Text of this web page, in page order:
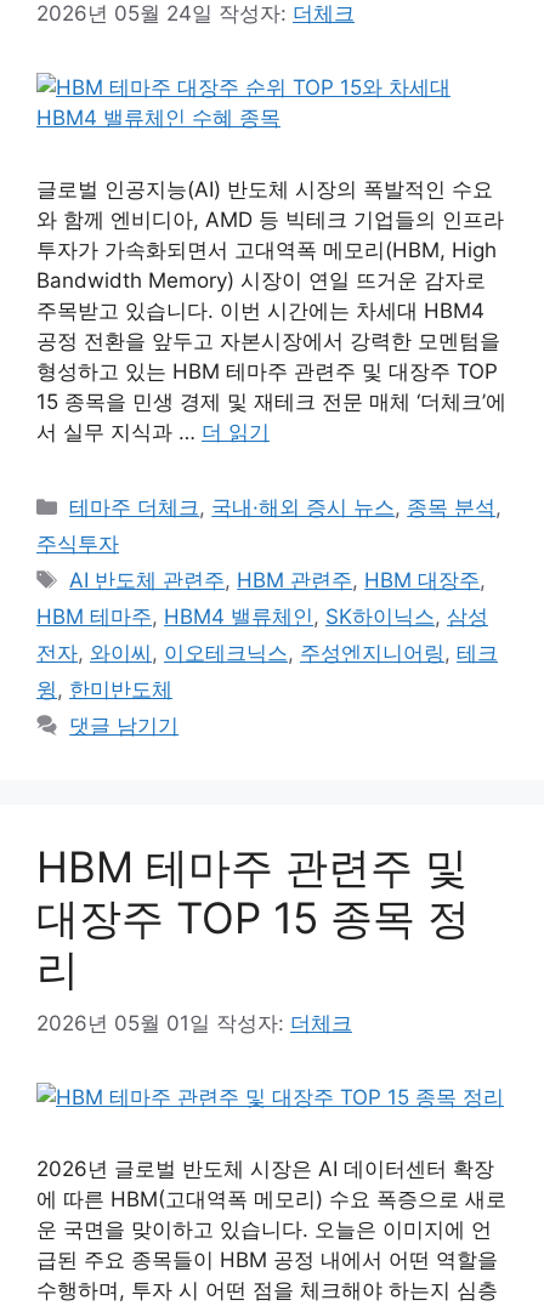
2026년 05월 24일 작성자: 더체크
글로벌 인공지능(AI) 반도체 시장의 폭발적인 수요
와 함께 엔비디아, AMD 등 빅테크 기업들의 인프라
투자가 가속화되면서 고대역폭 메모리(HBM, High
Bandwidth Memory) 시장이 연일 뜨거운 감자로
주목받고 있습니다. 이번 시간에는 차세대 HBM4
공정 전환을 앞두고 자본시장에서 강력한 모멘텀을
형성하고 있는 HBM 테마주 관련주 및 대장주 TOP
15 종목을 민생 경제 및 재테크 전문 매체 ‘더체크’에
서 실무 지식과 … 더 읽기
카
테
리
테마주 더체크, 국내·해외 증시 뉴스, 종목 분석,
주식투자
태
그
AI 반도체 관련주, HBM 관련주, HBM 대장주,
HBM 테마주, HBM4 밸류체인, SK하이닉스, 삼성
전자, 와이씨 , 이오테크닉스, 주성엔지니어링, 테크
윙, 한미반도체
댓글 남기기
HBM 테마주 관련주 및
대장주 TOP 15 종목 정
리
2026년 05월 01일 작성자: 더체크
2026년 글로벌 반도체 시장은 AI 데이터센터 확장
에 따른 HBM(고대역폭 메모리) 수요 폭증으로 새로
운 국면을 맞이하고 있습니다. 오늘은 이미지에 언
급된 주요 종목들이 HBM 공정 내에서 어떤 역할을
수행하며, 투자 시 어떤 점을 체크해야 하는지 심층